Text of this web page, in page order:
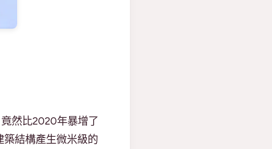
然比2020年暴增了
結構產生微米級的